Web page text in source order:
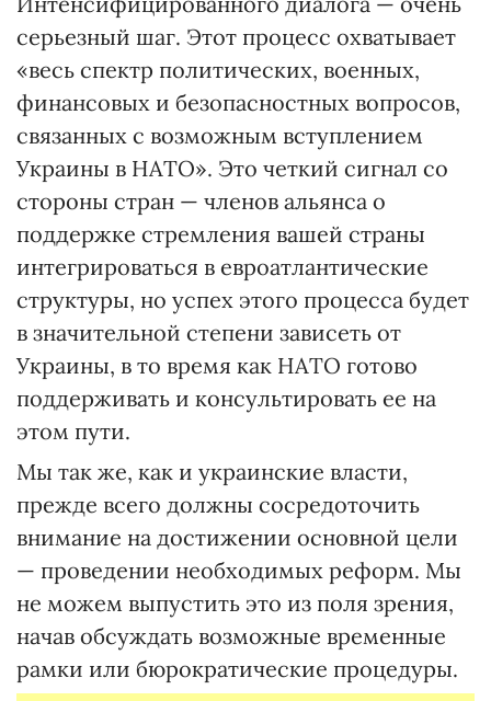
серьезный шаг. Этот процесс охватывает
«весь спектр политических, военных,
финансовых и безопасностных вопросов,
связанных с возможным вступлением
Украины в НАТО». Это четкий сигнал со
стороны стран — членов альянса о
поддержке стремления вашей страны
интегрироваться в евроатлантические
структуры, но успех этого процесса будет
в значительной степени зависеть от
Украины, в то время как НАТО готово
поддерживать и консультировать ее на
этом пути.
Мы так же, как и украинские власти,
прежде всего должны сосредоточить
внимание на достижении основной цели
— проведении необходимых реформ. Мы
не можем выпустить это из поля зрения,
начав обсуждать возможные временные
рамки или бюрократические процедуры.